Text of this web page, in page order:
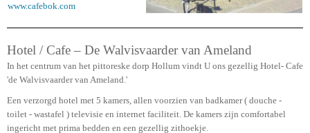
www.cafebok.com
Hotel / Cafe – De Walvisvaarder van Ameland
In het centrum van het pittoreske dorp Hollum vindt U ons gezellig Hotel- Cafe
'de Walvisvaarder van Ameland.'
Een verzorgd hotel met 5 kamers, allen voorzien van badkamer ( douche -
toilet - wastafel ) televisie en internet faciliteit. De kamers zijn comfortabel
ingericht met prima bedden en een gezellig zithoekje.